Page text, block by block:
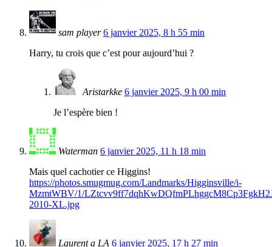
sam player 6 janvier 2025, 8 h 55 min
Harry, tu crois que c’est pour aujourd’hui ?
Aristarkke 6 janvier 2025, 9 h 00 min
Je l’espère bien !
Waterman 6 janvier 2025, 11 h 18 min
Mais quel cachotier ce Higgins!
https://photos.smugmug.com/Landmarks/Higginsville/i-
MzmtWBV/1/
2010-XL.jpg
Laurent a LA 6 janvier 2025, 17 h 27 min